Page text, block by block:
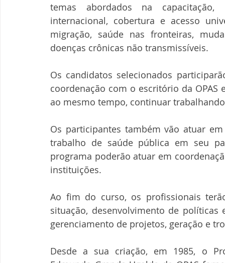
temas abordados na
internacional, cobertura e acesso
migração, saúde nas fronteiras,
doenças crônicas não transmissíveis.
Os candidatos selecionados
coordenação com o escritório da
ao mesmo tempo, continuar
Os participantes também vão atuar
trabalho de saúde pública em seu
programa poderão atuar em
instituições.
Ao fim do curso, os profissionais
situação, desenvolvimento de políticas
gerenciamento de projetos, geração e
Desde a sua criação, em 1985, o